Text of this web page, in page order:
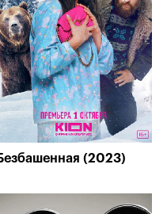
(2023)